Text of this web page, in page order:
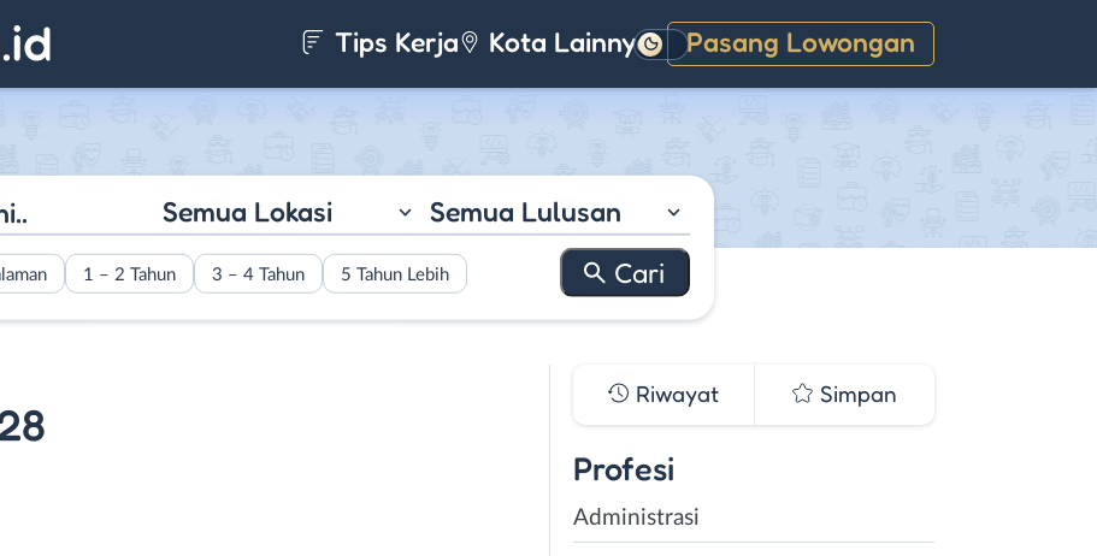
Tips Kerja Kota Lainnya Pasang Lowongan
Gelap
Semua Lokasi Semua Lulusan
1 – 2 Tahun 3 – 4 Tahun 5 Tahun Lebih
Riwayat Simpan
Profesi
Administrasi